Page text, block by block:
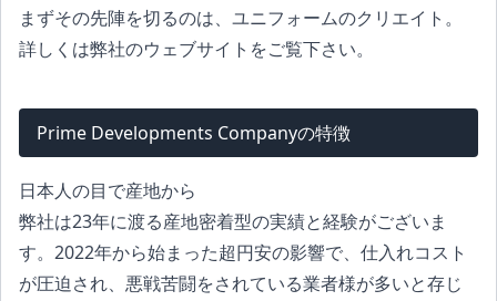
まずその先陣を切るのは、ユニフォームのクリエイト。
詳しくは弊社のウェブサイトをご覧下さい。
Prime Developments Companyの特徴
日本人の目で産地から
弊社は23年に渡る産地密着型の実績と経験がございま
す。2022年から始まった超円安の影響で、仕入れコスト
が圧迫され、悪戦苦闘をされている業者様が多いと存じ